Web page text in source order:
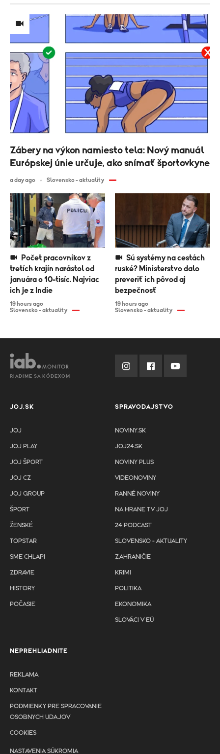
tretích krajín narástol od
januára o 10-tisíc. Najviac
ich je z Indie
19 hours ago
Slovensko - aktuality
ruské? Ministerstvo dalo
preveriť ich pôvod aj
bezpečnosť
19 hours ago
Slovensko - aktuality
Zábery na výkon namiesto tela: Nový manuál
Európskej únie určuje, ako snímať športovkyne
a day ago Slovensko - aktuality
RIADIME SA KÓDEXOM
JOJ.SK
JOJ
JOJ PLAY
JOJ ŠPORT
JOJ CZ
JOJ GROUP
ŠPORT
ŽENSKÉ
TOPSTAR
SME CHLAPI
ZDRAVIE
HISTORY
POČASIE
SPRAVODAJSTVO
NOVINY.SK
JOJ24.SK
NOVINY PLUS
VIDEONOVINY
RANNÉ NOVINY
NA HRANE TV JOJ
24 PODCAST
SLOVENSKO - AKTUALITY
ZAHRANIČIE
KRIMI
POLITIKA
EKONOMIKA
SLOVÁCI V EÚ
NEPREHLIADNITE
REKLAMA
KONTAKT
PODMIENKY PRE SPRACOVANIE
OSOBNYCH UDAJOV
COOKIES
NASTAVENIA SÚKROMIA